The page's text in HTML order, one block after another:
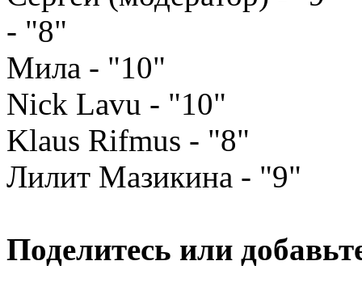
- "8"
Мила - "10"
Nick Lavu - "10"
Klaus Rifmus - "8"
Лилит Мазикина - "9"
Поделитесь или